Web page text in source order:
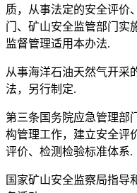
质，从事法定的安全评价
门、矿山安全监管部门实
监督管理适用本办法.
从事海洋石油天然气开采
法，另行制定.
第三条国务院应急管理部
构管理工作，建立安全评
评价、检测检验标准体系.
国家矿山安全监察局指导